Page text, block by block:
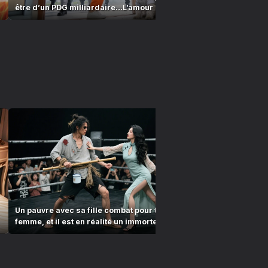
être d’un PDG milliardaire…L’amour commence !
Un pauvre avec sa fille combat pour trouver une
femme, et il est en réalité un immortel invincible